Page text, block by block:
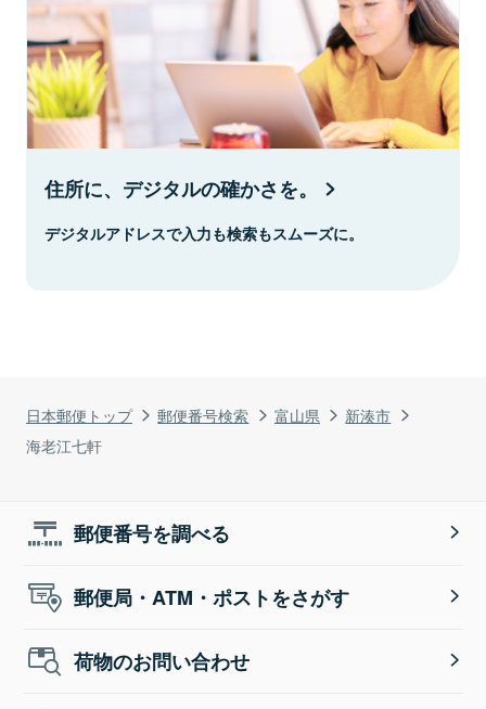
日本郵便トップ 郵便番号検索 富山県
新湊市
海老江七軒
住所に、デジタルの確かさを。
デジタルアドレスで入力も検索もスムーズに。
郵便番号を調べる
郵便局・ATM・ポストをさがす
荷物のお問い合わせ